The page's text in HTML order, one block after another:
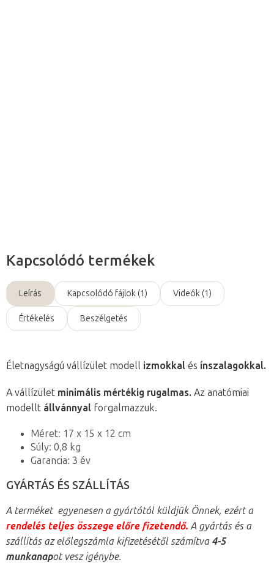
Kapcsolódó termékek
Leírás Kapcsolódó fájlok (1) Videók (1)
Értékelés Beszélgetés
Életnagyságú vállízület modell izmokkal és ínszalagokkal.
A vállízület minimális mértékig rugalmas. Az anatómiai
modellt állvánnyal forgalmazzuk.
Méret: 17 x 15 x 12 cm
Súly: 0,8 kg
Garancia: 3 év
GYÁRTÁS ÉS SZÁLLÍTÁS
A terméket egyenesen a gyártótól küldjük Önnek, ezért a
rendelés teljes összege előre fizetendő.A gyártás és a
szállítás az előlegszámla kifizetésétől számítva 4-5
munkanapot vesz igénybe.